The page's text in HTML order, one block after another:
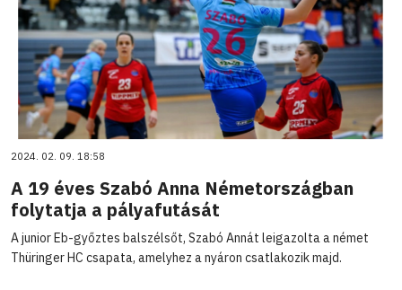
2024. 02. 09. 18:58
A 19 éves Szabó Anna Németországban
folytatja a pályafutását
A junior Eb-győztes balszélsőt, Szabó Annát leigazolta a német
Thüringer HC csapata, amelyhez a nyáron csatlakozik majd.